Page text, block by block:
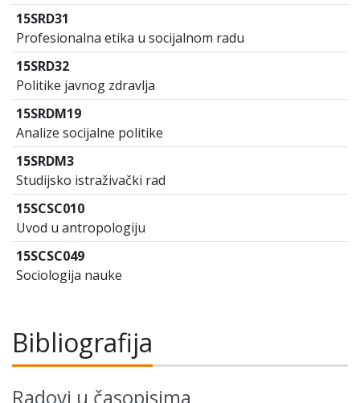
15SRD31
Profesionalna etika u socijalnom radu
15SRD32
Politike javnog zdravlja
15SRDM19
Analize socijalne politike
15SRDM3
Studijsko istraživački rad
15SCSC010
Uvod u antropologiju
15SCSC049
Sociologija nauke
Bibliografija
Radovi u časopisima